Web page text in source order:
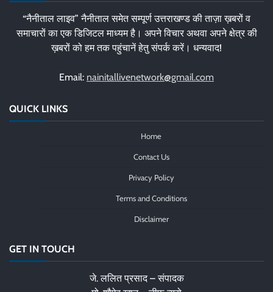
“नैनीताल लाइव” नैनीताल समेत सम्पूर्ण उत्तराखण्ड की ताज़ा ख़बरों व
समाचारों का एक डिजिटल माध्यम है। अपने विचार अथवा अपने क्षेत्र की
ख़बरों को हम तक पहुंचानें हेतु संपर्क करें। धन्यवाद!
Email: nainitallivenetwork@gmail.com
QUICK LINKS
Home
Contact Us
Privacy Policy
Terms and Conditions
Disclaimer
GET IN TOUCH
जे. ललित प्रसाद – संपादक